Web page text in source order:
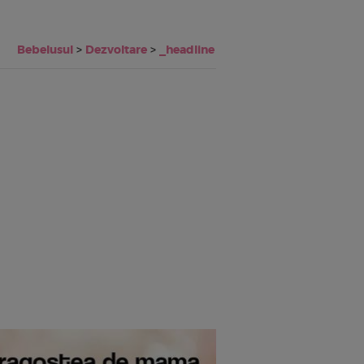
Bebelusul > Dezvoltare > _headline